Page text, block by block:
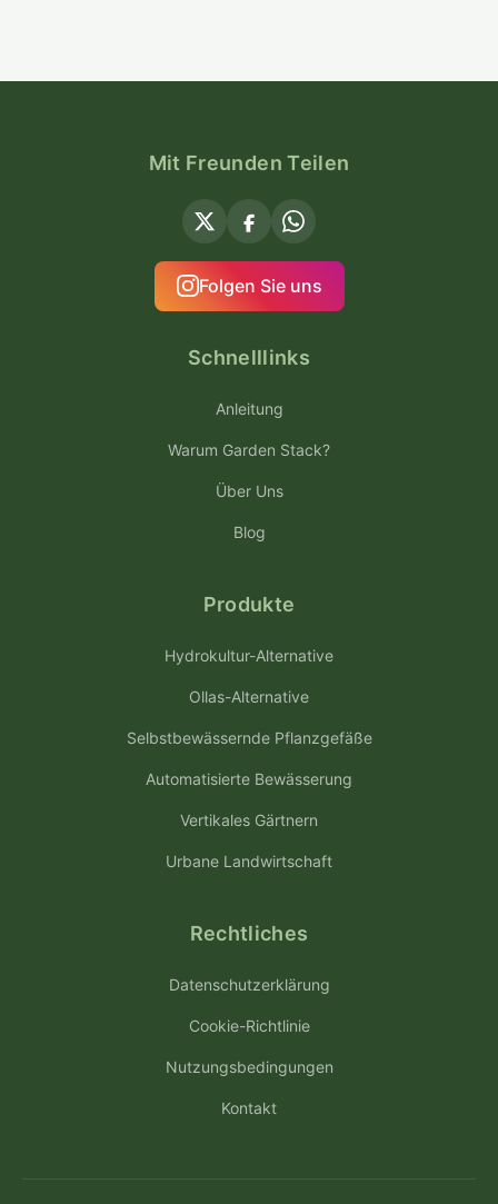
Mit Freunden Teilen
Folgen Sie uns
Schnelllinks
Anleitung
Warum Garden Stack?
Über Uns
Blog
Produkte
Hydrokultur-Alternative
Ollas-Alternative
Selbstbewässernde Pflanzgefäße
Automatisierte Bewässerung
Vertikales Gärtnern
Urbane Landwirtschaft
Rechtliches
Datenschutzerklärung
Cookie-Richtlinie
Nutzungsbedingungen
Kontakt